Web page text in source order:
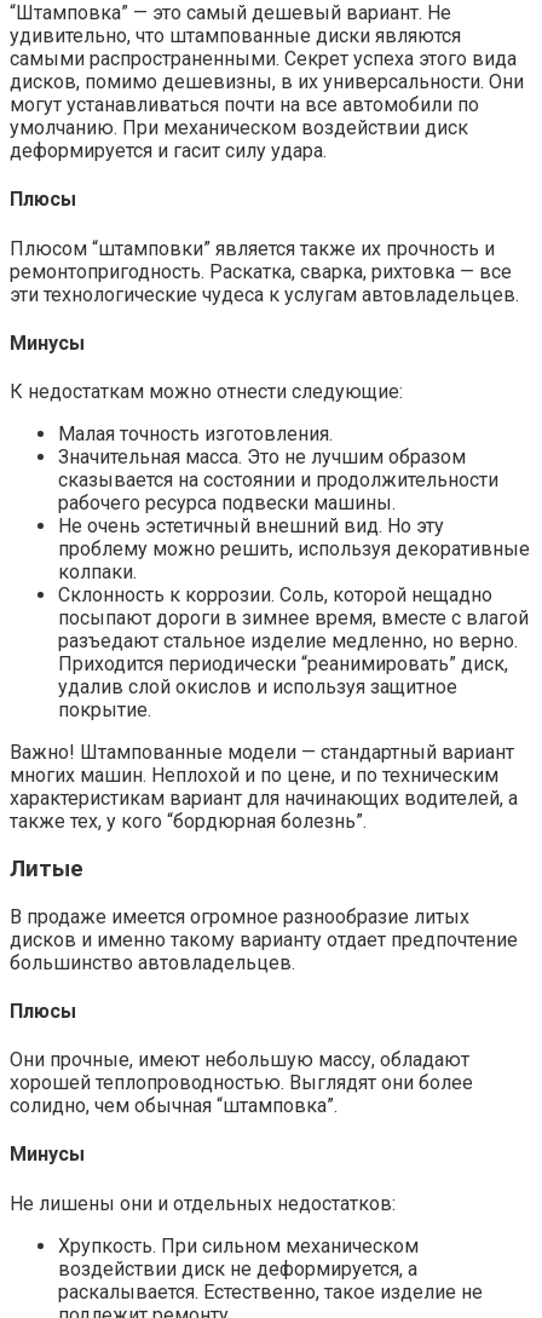
“Штамповка” — это самый дешевый вариант. Не
удивительно, что штампованные диски являются
самыми распространенными. Секрет успеха этого вида
дисков, помимо дешевизны, в их универсальности. Они
могут устанавливаться почти на все автомобили по
умолчанию. При механическом воздействии диск
деформируется и гасит силу удара.
Плюсы
Плюсом “штамповки” является также их прочность и
ремонтопригодность. Раскатка, сварка, рихтовка — все
эти технологические чудеса к услугам автовладельцев.
Минусы
К недостаткам можно отнести следующие:
Малая точность изготовления.
Значительная масса. Это не лучшим образом
сказывается на состоянии и продолжительности
рабочего ресурса подвески машины.
Не очень эстетичный внешний вид. Но эту
проблему можно решить, используя декоративные
колпаки.
Склонность к коррозии. Соль, которой нещадно
посыпают дороги в зимнее время, вместе с влагой
разъедают стальное изделие медленно, но верно.
Приходится периодически “реанимировать” диск,
удалив слой окислов и используя защитное
покрытие.
Важно! Штампованные модели — стандартный вариант
многих машин. Неплохой и по цене, и по техническим
характеристикам вариант для начинающих водителей, а
также тех, у кого “бордюрная болезнь”.
Литые
В продаже имеется огромное разнообразие литых
дисков и именно такому варианту отдает предпочтение
большинство автовладельцев.
Плюсы
Они прочные, имеют небольшую массу, обладают
хорошей теплопроводностью. Выглядят они более
солидно, чем обычная “штамповка”.
Минусы
Не лишены они и отдельных недостатков:
Хрупкость. При сильном механическом
воздействии диск не деформируется, а
раскалывается. Естественно, такое изделие не